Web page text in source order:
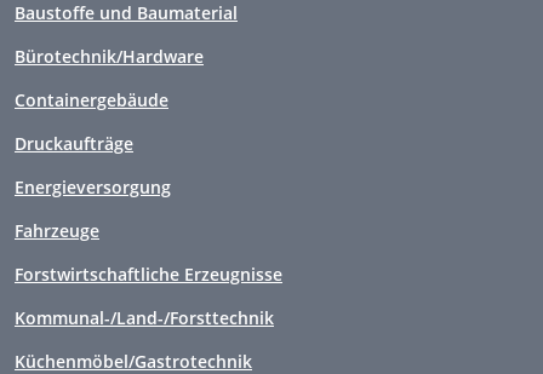
Baustoffe und Baumaterial
Bürotechnik/Hardware
Containergebäude
Druckaufträge
Energieversorgung
Fahrzeuge
Forstwirtschaftliche Erzeugnisse
Kommunal-/Land-/Forsttechnik
Küchenmöbel/Gastrotechnik